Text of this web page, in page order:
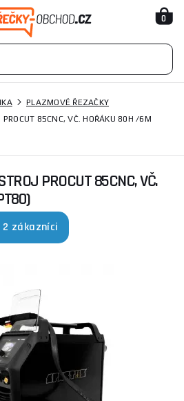
0
PLAZMOVÉ ŘEZAČKY
PROCUT 85CNC, VČ. HOŘÁKU 80H /6M
PROCUT 85CNC, VČ.
zákazníci